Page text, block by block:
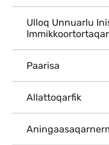
Ulloq Unnuarlu
Paarisa
Allattoqarfik